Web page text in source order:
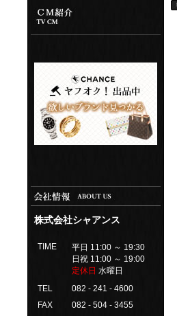
株式会社シャアンス
TIME
平日 11:00 ～ 19:30
日祝 11:00 ～ 19:00
定休日 水曜日
TEL
082 - 241 - 4600
FAX
082 - 504 - 3455